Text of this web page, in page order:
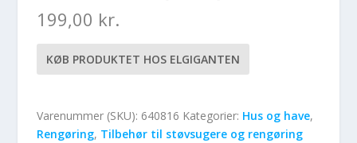
199,00 kr.
KØB PRODUKTET HOS ELGIGANTEN
Varenummer (SKU): 640816 Kategorier: Hus og have,
Rengøring, Tilbehør til støvsugere og rengøring